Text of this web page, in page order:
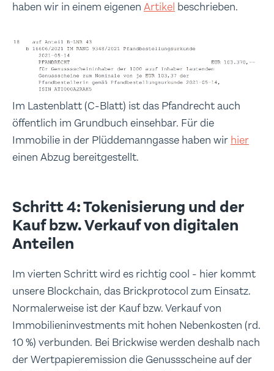
haben wir in einem eigenen Artikel beschrieben.
Im Lastenblatt (C-Blatt) ist das Pfandrecht auch
öffentlich im Grundbuch einsehbar. Für die
Immobilie in der Plüddemanngasse haben wir hier
einen Abzug bereitgestellt.
Schritt 4: Tokenisierung und der
Kauf bzw. Verkauf von digitalen
Anteilen
Im vierten Schritt wird es richtig cool - hier kommt
unsere Blockchain, das Brickprotocol zum Einsatz.
Normalerweise ist der Kauf bzw. Verkauf von
Immobilieninvestments mit hohen Nebenkosten (rd.
10 %) verbunden. Bei Brickwise werden deshalb nach
der Wertpapieremission die Genussscheine auf der